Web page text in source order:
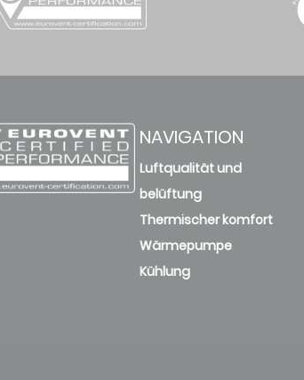
NAVIGATION
Luftqualität und
belüftung
Thermischer komfort
Wärmepumpe
Kühlung